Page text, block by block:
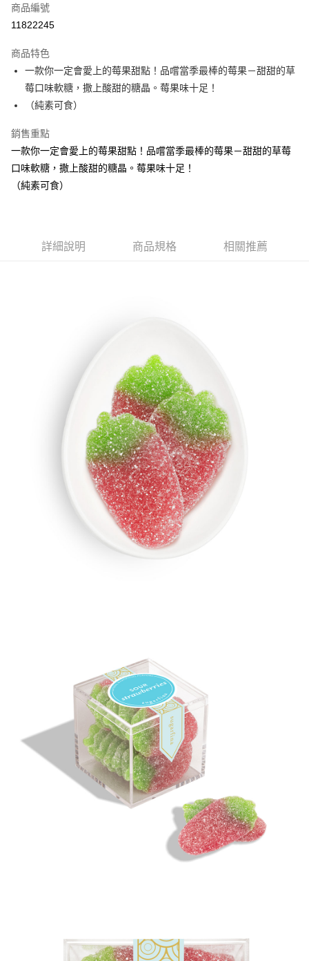
信用卡分期付款
合作金庫商業銀行
華南商業銀行
彰化商業銀行
上海商業儲蓄銀行
台北富邦商業銀行
國泰世華商業銀行
匯豐（台灣）商業銀行
聯邦商業銀行
遠東國際商業銀行
元大商業銀行
永豐商業銀行
台新國際商業銀行
Apple Pay
ATM付款
冷藏宅配
每筆NT$300，滿NT$2,500(含以上)免運費
商品編號
11822245
商品特色
一款你一定會愛上的莓果甜點！品嚐當季最棒的莓果－甜甜的草
莓口味軟糖，撒上酸甜的糖晶。莓果味十足！
（純素可食）
銷售重點
一款你一定會愛上的莓果甜點！品嚐當季最棒的莓果－甜甜的草莓
口味軟糖，撒上酸甜的糖晶。莓果味十足！
（純素可食）
詳細說明 商品規格 相關推薦